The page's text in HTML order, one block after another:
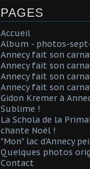
PAGES
Accueil
Album - photos-
Annecy fait son
Annecy fait son
Annecy fait son
Annecy fait son
Gidon Kremer à
Sublime !
La Schola de la
chante Noël !
"Mon" lac d'Annecy
Quelques photos
Contact